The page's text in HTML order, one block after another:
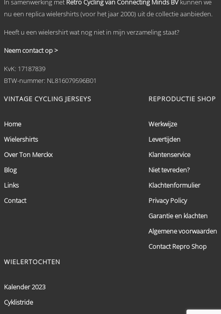
In samenwerking met Retro Cycling van Connecting Minds BV kunnen we
nu een replica wielershirts (voor het jaar 2000) uit de collectie aanbieden.
Heeft u een wielershirt wat nog niet in mijn verzameling staat?
Neem contact op >
KvK: 17187839
BTW-nummer: NL816079596B01
VINTAGE CYCLING JERSEYS
Home
Wielershirts
Over Ton Merckx
Blog
Links
Contact
REPRODUCTIE SHOP
Werkwijze
Levertijden
Klantenservice
Niet tevreden?
Klachtenformulier
Privacy Policy
Garantie en klachten
Algemene voorwaarden
Contact Repro Shop
WIELERTOCHTEN
Kalender 2023
Cyklistride